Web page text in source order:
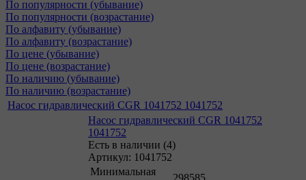
По популярности (убывание)
По популярности (возрастание)
По алфавиту (убывание)
По алфавиту (возрастание)
По цене (убывание)
По цене (возрастание)
По наличию (убывание)
По наличию (возрастание)
Насос гидравлический CGR 1041752 1041752
Насос гидравлический CGR 1041752
1041752
Есть в наличии (4)
Артикул: 1041752
Минимальная
298585